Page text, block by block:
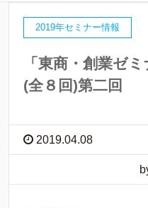
2019年セミナー情報
「東商・創業ゼ
(全８回)第二回
2019.04.08